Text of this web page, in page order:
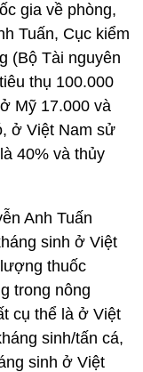
gia về phòng,
Tuấn, Cục kiểm
(Bộ Tài nguyên
thụ 100.000
Mỹ 17.000 và
ở Việt Nam sử
40% và thủy
Anh Tuấn
sinh ở Việt
thuốc
trong nông
cụ thể là ở Việt
sinh/tấn cá,
sinh ở Việt